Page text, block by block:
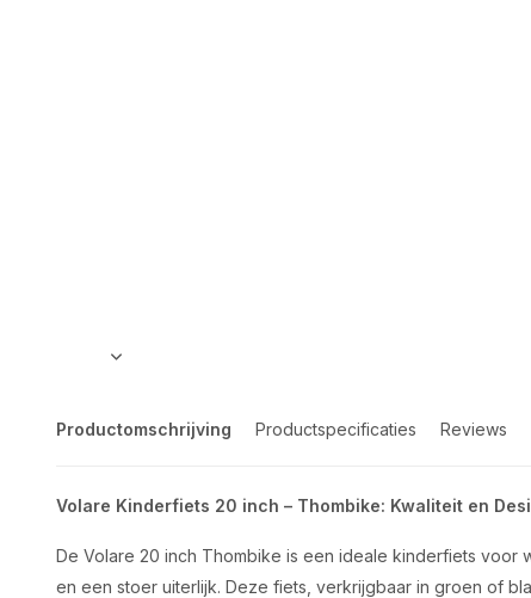
Productomschrijving Productspecificaties Reviews
Volare Kinderfiets 20 inch – Thombike: Kwaliteit en
De Volare 20 inch Thombike is een ideale kinderfiets voor
en een stoer uiterlijk. Deze fiets, verkrijgbaar in groen of